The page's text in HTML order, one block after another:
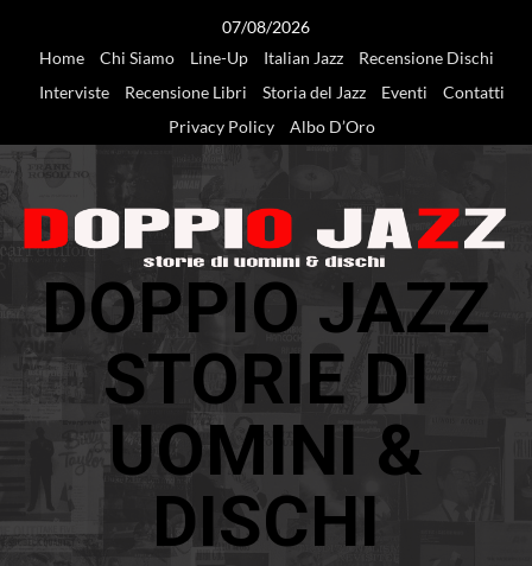
07/08/2026
Home
Chi Siamo Line-Up Italian Jazz
Recensione Dischi
Interviste
Recensione Libri Storia del Jazz Eventi
Contatti
Privacy Policy
Albo D’Oro
DOPPIO JAZZ
STORIE DI
UOMINI &
DISCHI